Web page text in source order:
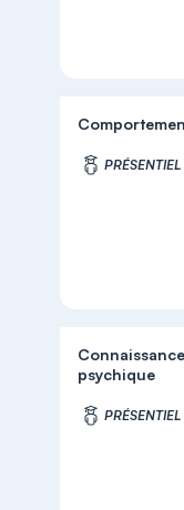
PRÉSENTIEL
psychique
PRÉSENTIEL